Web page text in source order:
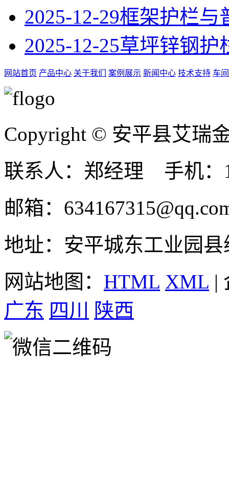
2025-12-29框架护栏与
2025-12-25草坪锌钢护
网站首页 产品中心 关于我们 案例展示 新闻中心 技术支持 车
Copyright © 安平县艾瑞
联系人：郑经理 手机：
邮箱：
地址：安平城东工业园县
网站地图： HTML XML |
广东 四川 陕西